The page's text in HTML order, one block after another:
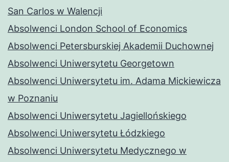
San Carlos w Walencji
Absolwenci London School of Economics
Absolwenci Petersburskiej Akademii Duchownej
Absolwenci Uniwersytetu Georgetown
Absolwenci Uniwersytetu im. Adama Mickiewicza
w Poznaniu
Absolwenci Uniwersytetu Jagiellońskiego
Absolwenci Uniwersytetu Łódzkiego
Absolwenci Uniwersytetu Medycznego w